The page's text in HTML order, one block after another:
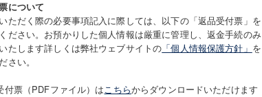
について
ただく際の必要事項記入に際しては、以下の「返品受付票」を
ださい。お預かりした個人情報は厳重に管理し、返金手続のみ
たします詳しくは弊社ウェブサイトの 「個人情報保護方針」 を
さい。
付票（PDFファイル）はこちらからダウンロードいただけます